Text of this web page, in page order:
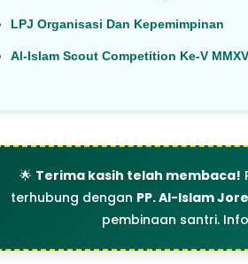
LPJ Organisasi Dan Kepemimpinan
Al-Islam Scout Competition Ke-V
🌟 Terima kasih telah membaca!
terhubung dengan PP. Al-Islam
pembinaan santri.